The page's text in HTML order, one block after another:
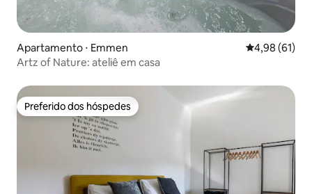
Apartamento ⋅ Emmen 4,98 de uma
4,98 (61)
Artz of Nature: ateliê em casa
Preferido dos hóspedes
Preferido dos hóspedes